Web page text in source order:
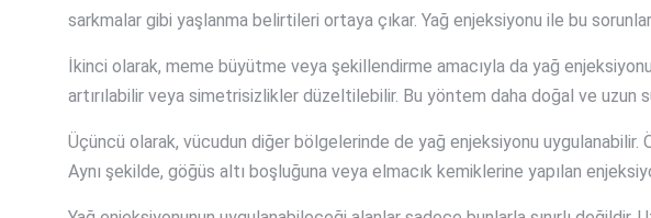
sarkmalar gibi yaşlanma belirtileri ortaya çıkar. Yağ enjeksiyonu ile bu
İkinci olarak, meme büyütme veya şekillendirme amacıyla da yağ
artırılabilir veya simetrisizlikler düzeltilebilir. Bu yöntem daha doğal ve uzun
Üçüncü olarak, vücudun diğer bölgelerinde de yağ enjeksiyonu
Aynı şekilde, göğüs altı boşluğuna veya elmacık kemiklerine yapılan